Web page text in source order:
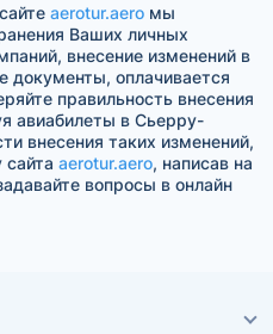
aerotur.aero мы
Ваших личных
внесение изменений в
документы, оплачивается
правильность внесения
авиабилеты в Сьерру-
внесения таких изменений,
aerotur.aero, написав на
вопросы в онлайн